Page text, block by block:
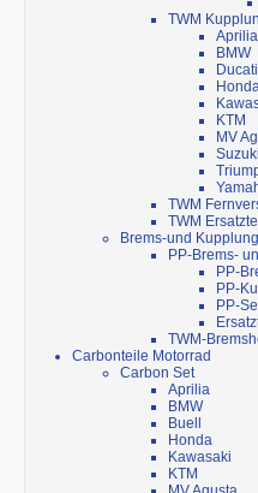
TWM
Aprilia
BMW
Ducati
KTM
MV
Suzuki
TWM
TWM
Brems-und
PP-Brems-
PP-
PP-
PP-
TWM-
Carbonteile Motorrad
Carbon Set
Aprilia
BMW
Buell
Honda
Kawasaki
KTM